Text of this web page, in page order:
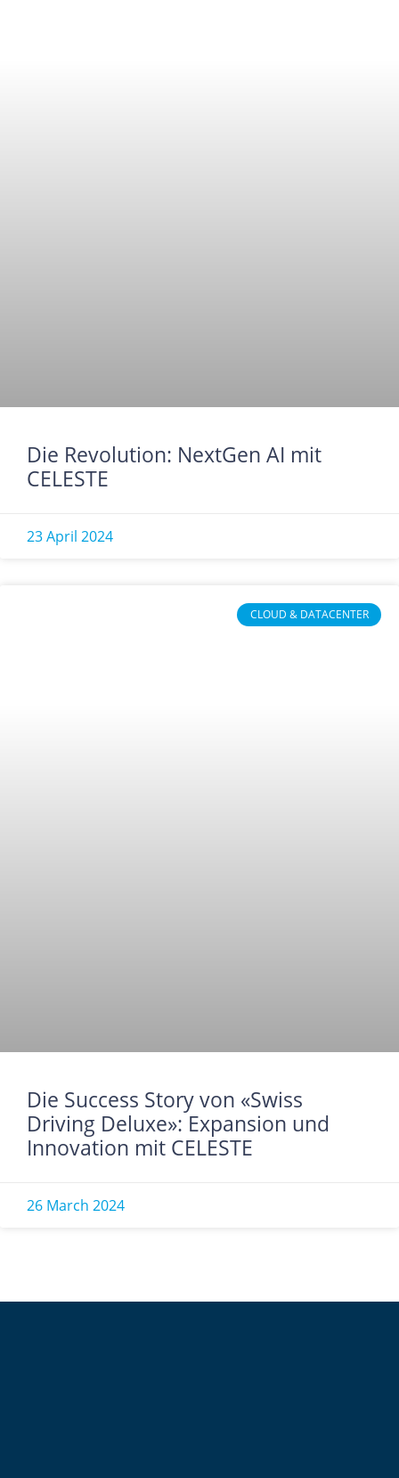
Die Revolution: NextGen AI mit
CELESTE
23 April 2024
CLOUD & DATACENTER
Die Success Story von «Swiss
Driving Deluxe»: Expansion und
Innovation mit CELESTE
26 March 2024